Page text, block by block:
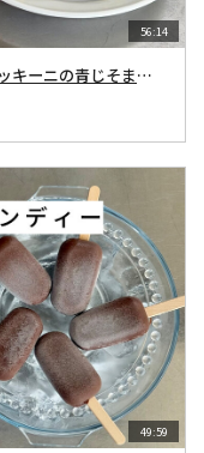
56:14
「Lesson#255【ごちそうズッキーニ＆ズッキーニの青じそまみれ（Plant-based）】７月４日（土）２１時〜配信
49:59